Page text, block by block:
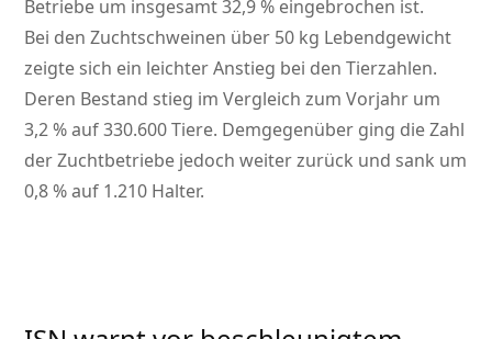
Betriebe um insgesamt 32,9 % eingebrochen ist.
Bei den Zuchtschweinen über 50 kg Lebendgewicht
zeigte sich ein leichter Anstieg bei den Tierzahlen.
Deren Bestand stieg im Vergleich zum Vorjahr um
3,2 % auf 330.600 Tiere. Demgegenüber ging die Zahl
der Zuchtbetriebe jedoch weiter zurück und sank um
0,8 % auf 1.210 Halter.